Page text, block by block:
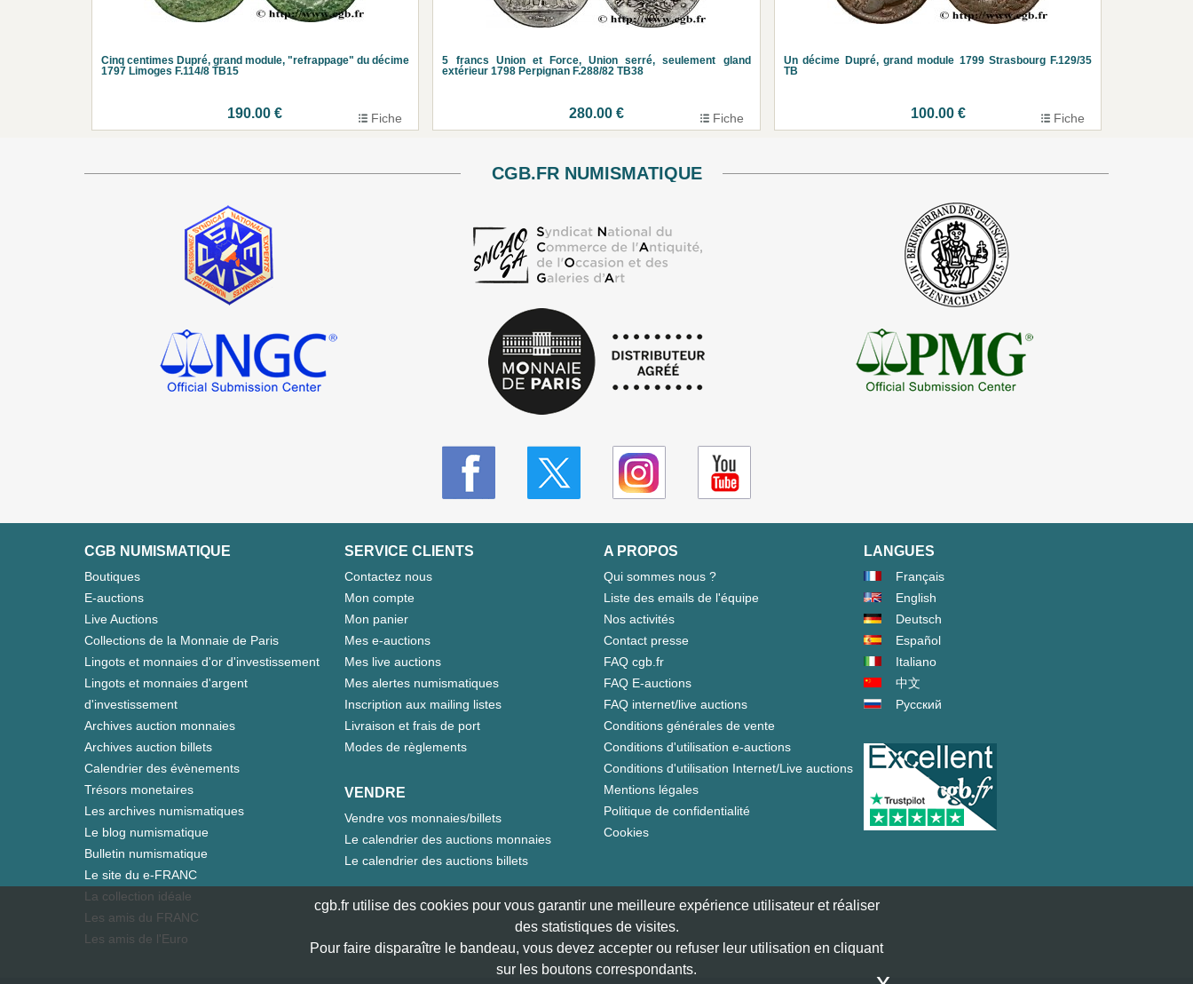
Cinq centimes Dupré, grand module, "refrappage" du décime
1797 Limoges F.114/8 TB15
190.00 € Fiche
5 francs Union et Force, Union serré, seulement gland
extérieur 1798 Perpignan F.288/82 TB38
280.00 € Fiche
Un décime Dupré, grand module 1799 Strasbourg F.129/35
TB
100.00 € Fiche
CGB.FR NUMISMATIQUE
CGB NUMISMATIQUE
Boutiques
E-auctions
Live Auctions
Collections de la Monnaie de Paris
Lingots et monnaies d'or d'investissement
Lingots et monnaies d'argent
d'investissement
Archives auction monnaies
Archives auction billets
Calendrier des évènements
Trésors monetaires
Les archives numismatiques
Le blog numismatique
Bulletin numismatique
Le site du e-FRANC
La collection idéale
Les amis du FRANC
Les amis de l'Euro
SERVICE CLIENTS
Contactez nous
Mon compte
Mon panier
Mes e-auctions
Mes live auctions
Mes alertes numismatiques
Inscription aux mailing listes
Livraison et frais de port
Modes de règlements
VENDRE
Vendre vos monnaies/billets
Le calendrier des auctions monnaies
Le calendrier des auctions billets
A PROPOS
Qui sommes nous ?
Liste des emails de l'équipe
Nos activités
Contact presse
FAQ cgb.fr
FAQ E-auctions
FAQ internet/live auctions
Conditions générales de vente
Conditions d'utilisation e-auctions
Conditions d'utilisation Internet/Live auctions
Mentions légales
Politique de confidentialité
Cookies
LANGUES
Français
English
Deutsch
Español
Italiano
中文
Русский
cgb.fr utilise des cookies pour vous garantir une meilleure expérience utilisateur et réaliser
des statistiques de visites.
Pour faire disparaître le bandeau, vous devez accepter ou refuser leur utilisation en cliquant
sur les boutons correspondants.